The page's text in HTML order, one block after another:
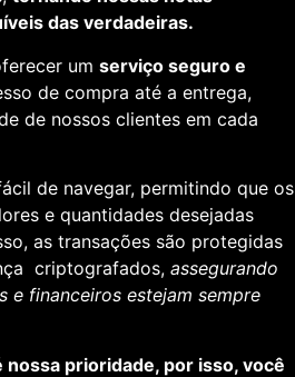
das verdadeiras.
um serviço seguro e
de compra até a entrega,
de nossos clientes em cada
de navegar, permitindo que os
e quantidades desejadas
as transações são protegidas
criptografados, assegurando
e financeiros estejam sempre
nossa prioridade, por isso, você